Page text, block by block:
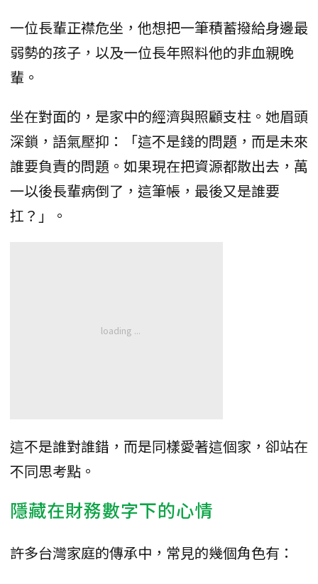
一位長輩正襟危坐，他想把一筆積蓄撥給身邊最
弱勢的孩子，以及一位長年照料他的非血親晚
輩。
坐在對面的，是家中的經濟與照顧支柱。她眉頭
深鎖，語氣壓抑：「這不是錢的問題，而是未來
誰要負責的問題。如果現在把資源都散出去，萬
一以後長輩病倒了，這筆帳，最後又是誰要
扛？」。
這不是誰對誰錯，而是同樣愛著這個家，卻站在
不同思考點。
隱藏在財務數字下的心情
許多台灣家庭的傳承中，常見的幾個角色有：